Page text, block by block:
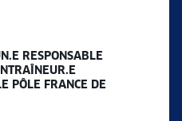
RESPONSABLE
PÔLE FRANCE DE